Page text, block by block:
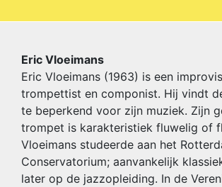
Eric Vloeimans
Eric Vloeimans (1963) is een
trompettist en componist. Hij vindt de
te beperkend voor zijn muziek. Zijn
trompet is karakteristiek fluwelig of
Vloeimans studeerde aan het
Conservatorium; aanvankelijk
later op de jazzopleiding. In de